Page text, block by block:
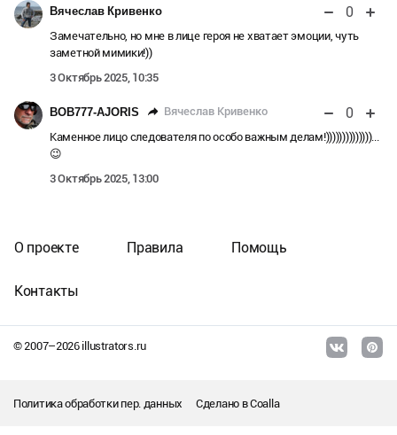
Вячеслав Кривенко 0
Замечательно, но мне в лице героя не хватает эмоции, чуть
заметной мимики!))
3 Октябрь 2025, 10:35
BOB777-AJORIS Вячеслав Кривенко 0
Каменное лицо следователя по особо важным делам!))))))))))))))...
😉
3 Октябрь 2025, 13:00
© 2007–2026illustrators.ru
О проекте Правила Помощь
Контакты
Политика обработки пер. данных Сделано вCoalla